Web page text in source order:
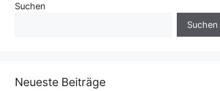
Suchen
Suchen
Neueste Beiträge